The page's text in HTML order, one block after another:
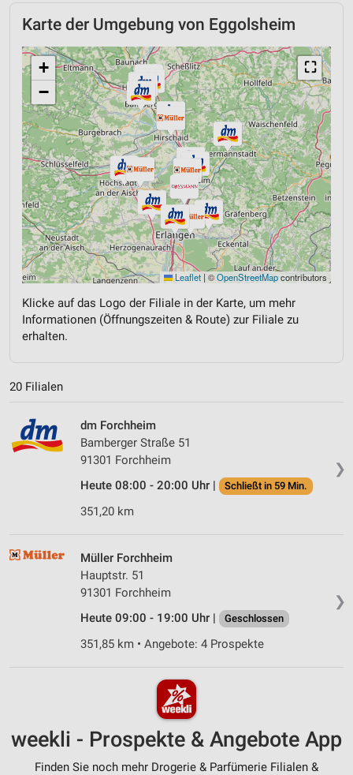
Karte der Umgebung von Eggolsheim
⛶
+
−
Leaflet | ©OpenStreetMapcontributors
Klicke auf das Logo der Filiale in der Karte, um mehr
Informationen (Öffnungszeiten & Route) zur Filiale zu
erhalten.
20 Filialen
❯
dm Forchheim
Bamberger Straße 51
91301 Forchheim
Heute 08:00 - 20:00 Uhr |
Schließt in 59 Min.
351,20 km
❯
Müller Forchheim
Hauptstr. 51
91301 Forchheim
Heute 09:00 - 19:00 Uhr |
Geschlossen
351,85 km • Angebote: 4 Prospekte
weekli - Prospekte & Angebote App
Finden Sie noch mehr Drogerie & Parfümerie Filialen &